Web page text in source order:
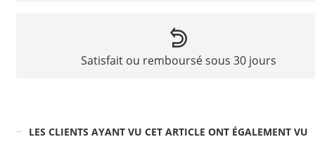
Satisfait ou remboursé sous 30 jours
LES CLIENTS AYANT VU CET ARTICLE ONT ÉGALEMENT VU